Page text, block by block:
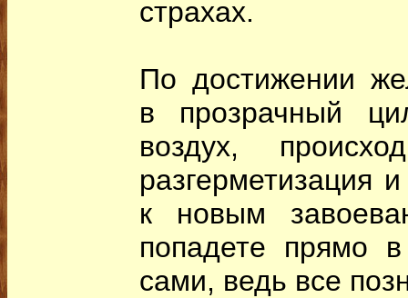
страхах.
По достижении
в прозрачный
воздух,
разгерметизация
к новым
попадете прямо
сами, ведь все